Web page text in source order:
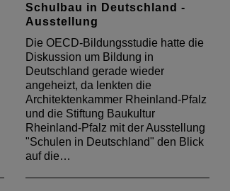
Schulbau in Deutschland -
Ausstellung
Die OECD-Bildungsstudie hatte die
Diskussion um Bildung in
Deutschland gerade wieder
angeheizt, da lenkten die
Architektenkammer Rheinland-Pfalz
und die Stiftung Baukultur
Rheinland-Pfalz mit der Ausstellung
"Schulen in Deutschland" den Blick
auf die…